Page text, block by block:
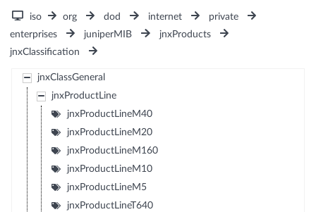
iso org dod internet
private
enterprises
juniperMIB
jnxProducts
jnxClassification
jnxClassGeneral
jnxProductLine
jnxProductLineM40
jnxProductLineM20
jnxProductLineM160
jnxProductLineM10
jnxProductLineM5
jnxProductLineT640